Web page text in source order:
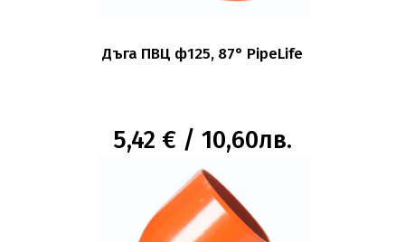
Дъга ПВЦ ф125, 87° PipeLife
5,42 € / 10,60лв.